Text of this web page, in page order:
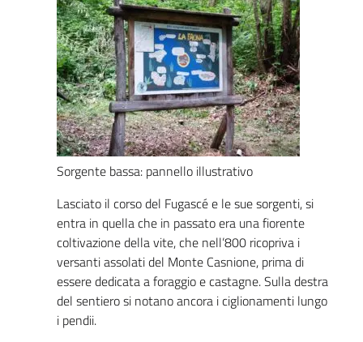
Sorgente bassa: pannello illustrativo
Lasciato il corso del Fugascé e le sue sorgenti, si
entra in quella che in passato era una fiorente
coltivazione della vite, che nell’800 ricopriva i
versanti assolati del Monte Casnione, prima di
essere dedicata a foraggio e castagne. Sulla destra
del sentiero si notano ancora i ciglionamenti lungo
i pendii.